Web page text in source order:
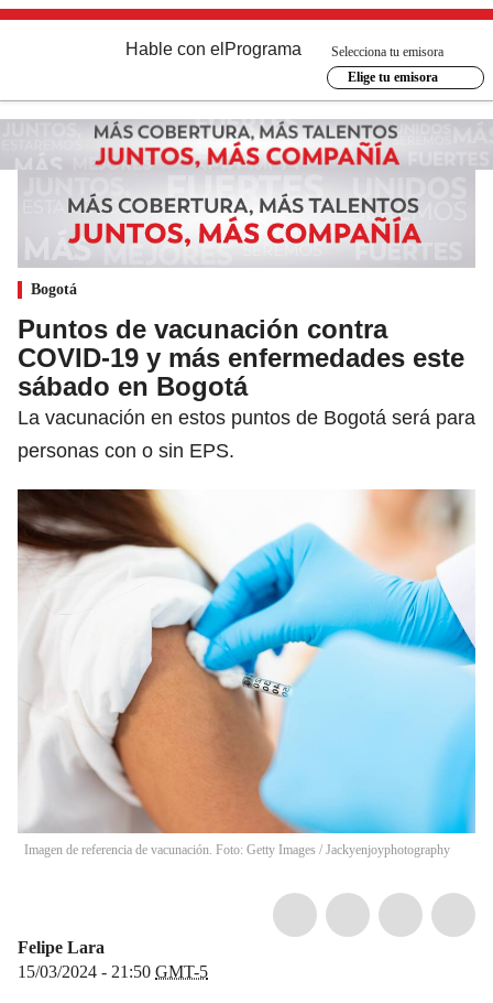
Hable con el Programa
Selecciona tu emisora
Elige tu emisora
Bogotá
Puntos de vacunación contra
COVID-19 y más enfermedades este
sábado en Bogotá
La vacunación en estos puntos de Bogotá será para
personas con o sin EPS.
Imagen de referencia de vacunación. Foto: Getty Images / Jackyenjoyphotography
Felipe Lara
15/03/2024 - 21:50 GMT-5